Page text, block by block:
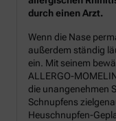
durch einen Arzt.
Wenn die Nase
außerdem ständig
ein. Mit seinem
ALLERGO-
die unangenehmen
Schnupfens
Heuschnupfen-